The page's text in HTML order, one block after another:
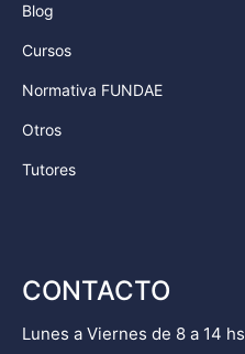
Blog
Cursos
Normativa FUNDAE
Otros
Tutores
CONTACTO
Lunes a Viernes de 8 a 14 hs